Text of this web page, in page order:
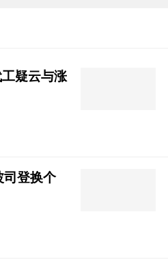
疑云与涨
司登换个